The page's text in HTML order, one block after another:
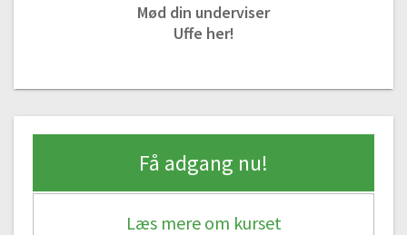
Mød din underviser
Uffe her!
Få adgang nu!
Læs mere om kurset
#13 Farverige natur farver del 3
#15 Blomster planter del 2
06:13
#16 Impulsiv akvarelmaling